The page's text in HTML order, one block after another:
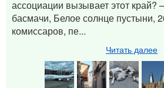
ассоциации вызывает этот
басмачи, Белое солнце пустыни,
комиссаров, пе...
Читать далее